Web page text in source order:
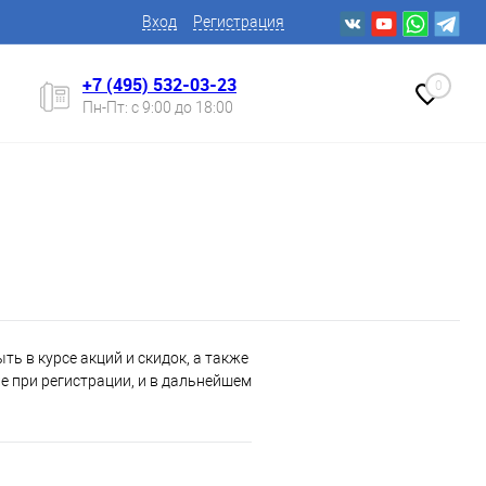
Вход Регистрация
+7 (495) 532-03-23
Пн-Пт: с 9:00 до 18:00
0
в курсе акций и скидок, а также
при регистрации, и в дальнейшем